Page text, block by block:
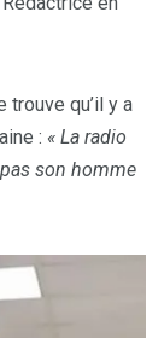
trouve qu’il y a
: « La radio
son homme